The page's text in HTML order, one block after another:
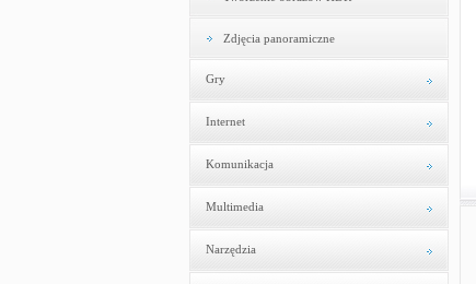
Zdjęcia panoramiczne
Gry
Internet
Komunikacja
Multimedia
Narzędzia